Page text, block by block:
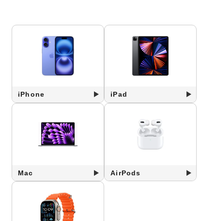
iPhone iPad
Mac AirPods